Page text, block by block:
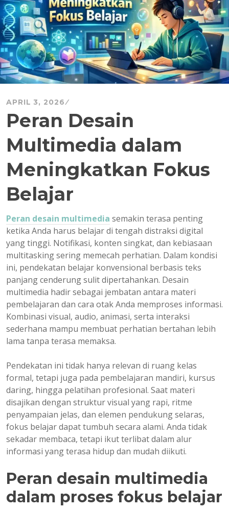
APRIL 3, 2026
Peran Desain
Multimedia dalam
Meningkatkan Fokus
Belajar
Peran desain multimedia semakin terasa penting
ketika Anda harus belajar di tengah distraksi digital
yang tinggi. Notifikasi, konten singkat, dan kebiasaan
multitasking sering memecah perhatian. Dalam kondisi
ini, pendekatan belajar konvensional berbasis teks
panjang cenderung sulit dipertahankan. Desain
multimedia hadir sebagai jembatan antara materi
pembelajaran dan cara otak Anda memproses informasi.
Kombinasi visual, audio, animasi, serta interaksi
sederhana mampu membuat perhatian bertahan lebih
lama tanpa terasa memaksa.
Pendekatan ini tidak hanya relevan di ruang kelas
formal, tetapi juga pada pembelajaran mandiri, kursus
daring, hingga pelatihan profesional. Saat materi
disajikan dengan struktur visual yang rapi, ritme
penyampaian jelas, dan elemen pendukung selaras,
fokus belajar dapat tumbuh secara alami. Anda tidak
sekadar membaca, tetapi ikut terlibat dalam alur
informasi yang terasa hidup dan mudah diikuti.
Peran desain multimedia
dalam proses fokus belajar